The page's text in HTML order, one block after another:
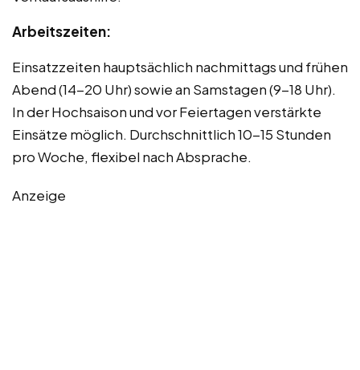
Arbeitszeiten:
Einsatzzeiten hauptsächlich nachmittags und frühen
Abend (14-20 Uhr) sowie an Samstagen (9-18 Uhr).
In der Hochsaison und vor Feiertagen verstärkte
Einsätze möglich. Durchschnittlich 10-15 Stunden
pro Woche, flexibel nach Absprache.
Anzeige